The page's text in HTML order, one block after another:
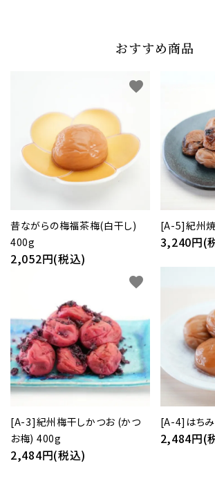
おすすめ商品
昔ながらの梅福茶梅(白干し)
400g
2,052円(税込)
favorite
[A-5]紀州
3,240円(
[A-3]紀州梅干しかつお (かつ
お梅) 400g
2,484円(税込)
favorite
[A-4]はち
2,484円(